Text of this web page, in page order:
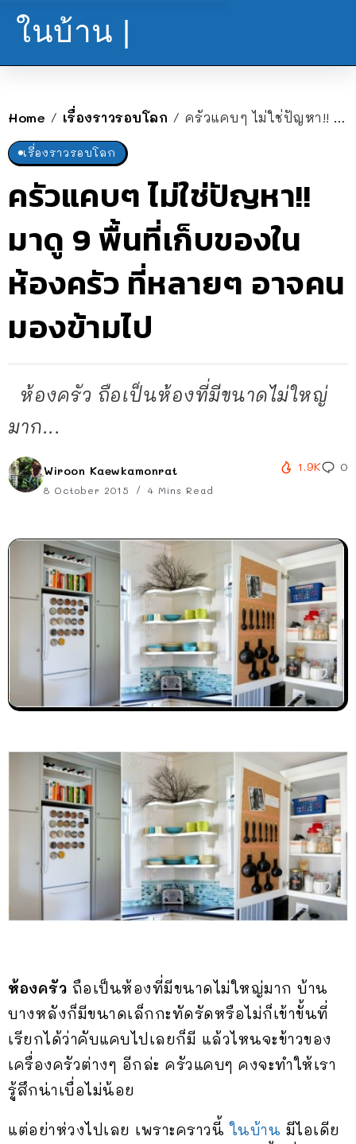
ในบ้าน |
Home / เรื่องราวรอบโลก / ครัวแคบๆ ไม่ใช่ปัญหา!! มาดู 9 พื้นที่เก็บของในห้องครัว ที่หลายๆ อาจคนมองข้ามไป
เรื่องราวรอบโลก
ครัวแคบๆ ไม่ใช่ปัญหา!!
มาดู 9 พื้นที่เก็บของใน
ห้องครัว ที่หลายๆ อาจคน
มองข้ามไป
ห้องครัว ถือเป็นห้องที่มีขนาดไม่ใหญ่
มาก...
Wiroon Kaewkamonrat
8 October 2015 4 Mins Read
1.9K 0
ห้องครัว ถือเป็นห้องที่มีขนาดไม่ใหญ่มาก บ้าน
บางหลังก็มีขนาดเล็กกะทัดรัดหรือไม่ก็เข้าขั้นที่
เรียกได้ว่าคับแคบไปเลยก็มี แล้วไหนจะข้าวของ
เครื่องครัวต่างๆ อีกล่ะ ครัวแคบๆ คงจะทำให้เรา
รู้สึกน่าเบื่อไม่น้อย
แต่อย่าห่วงไปเลย เพราะคราวนี้ในบ้าน มีไอเดีย